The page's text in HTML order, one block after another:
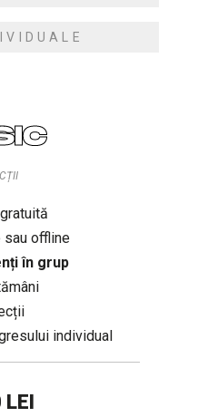
sau offline
în grup
individual